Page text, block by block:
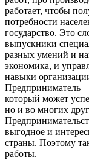
работает, чтобы
потребности
государство. Это
выпускники
разных умений и
экономика, и
навыки
Предприниматель
который может
но и во многих
выгодное и
страны. Поэтому
работы.